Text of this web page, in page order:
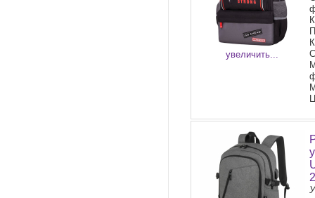
увеличить...